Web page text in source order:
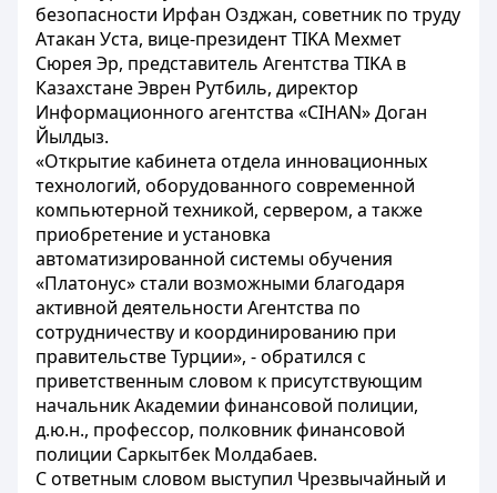
безопасности Ирфан Озджан, советник по труду
Атакан Уста, вице-президент TІKA Мехмет
Сюрея Эр, представитель Агентства TІKA в
Казахстане Эврен Рутбиль, директор
Информационного агентства «CІHAN» Доган
Йылдыз.
«Открытие кабинета отдела инновационных
технологий, оборудованного современной
компьютерной техникой, сервером, а также
приобретение и установка
автоматизированной системы обучения
«Платонус» стали возможными благодаря
активной деятельности Агентства по
сотрудничеству и координированию при
правительстве Турции», - обратился с
приветственным словом к присутствующим
начальник Академии финансовой полиции,
д.ю.н., профессор, полковник финансовой
полиции Саркытбек Молдабаев.
С ответным словом выступил Чрезвычайный и